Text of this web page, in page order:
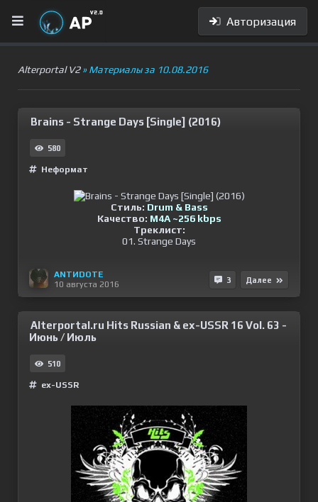
Авторизация
Alterportal V2» Материалы за 10.08.2016
Brains - Strange Days [Single] (2016)
580
Неформат
Стиль: Drum & Bass
Качество: M4A ~256 kbps
Треклист:
01. Strange Days
ANTИDOTE
10 августа 2016
3 Далее
Alterportal.ru Hits Russian & ex-USSR 16 Vol. 63 -
Июнь / Июль
510
ex-USSR